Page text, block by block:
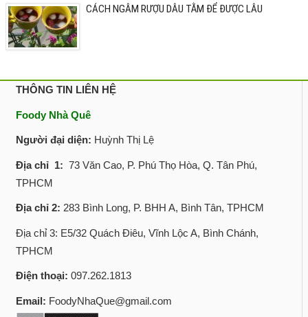
CÁCH NGÂM RƯỢU DÂU TẰM ĐỂ ĐƯỢC LÂU
THÔNG TIN LIÊN HỆ
Foody Nhà Quê
Người đại diện: Huỳnh Thị Lệ
Địa chỉ 1: 73 Văn Cao, P. Phú Thọ Hòa, Q. Tân Phú,
TPHCM
Địa chỉ 2: 283 Bình Long, P. BHH A, Bình Tân, TPHCM
Địa chỉ 3: E5/32 Quách Điêu, Vĩnh Lộc A, Bình Chánh,
TPHCM
Điện thoại: 097.262.1813
Email: FoodyNhaQue@gmail.com